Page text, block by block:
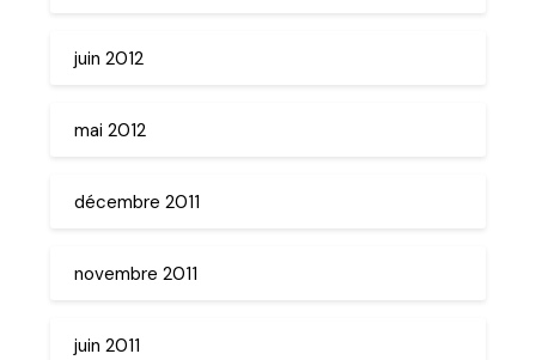
juin 2012
mai 2012
décembre 2011
novembre 2011
juin 2011